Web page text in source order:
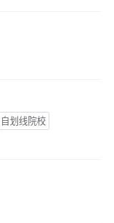
自划线院校